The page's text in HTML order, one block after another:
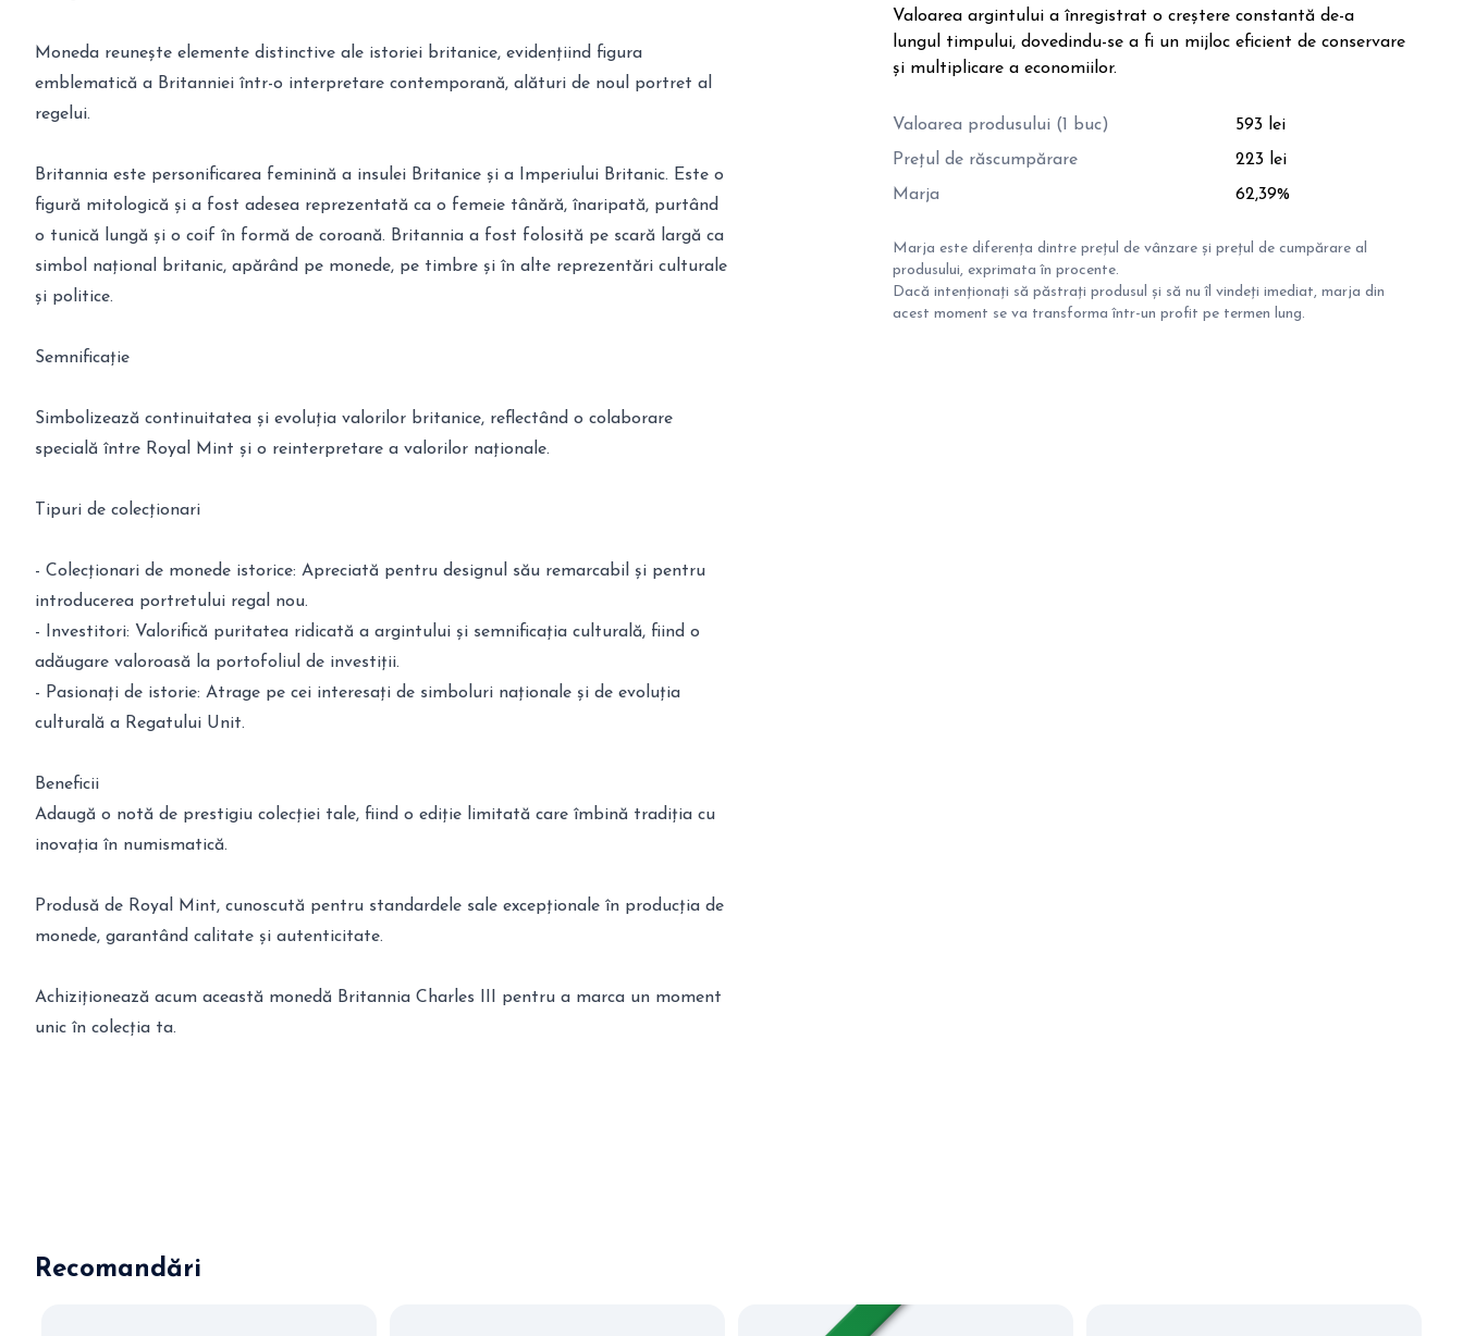
Moneda reunește elemente distinctive ale istoriei britanice, evidențiind figura
emblematică a Britanniei într-o interpretare contemporană, alături de noul portret al
regelui.
Britannia este personificarea feminină a insulei Britanice și a Imperiului Britanic. Este o
figură mitologică și a fost adesea reprezentată ca o femeie tânără, înaripată, purtând
o tunică lungă și o coif în formă de coroană. Britannia a fost folosită pe scară largă ca
simbol național britanic, apărând pe monede, pe timbre și în alte reprezentări culturale
și politice.
Semnificație
Simbolizează continuitatea și evoluția valorilor britanice, reflectând o colaborare
specială între Royal Mint și o reinterpretare a valorilor naționale.
Tipuri de colecționari
- Colecționari de monede istorice: Apreciată pentru designul său remarcabil și pentru
introducerea portretului regal nou.
- Investitori: Valorifică puritatea ridicată a argintului și semnificația culturală, fiind o
adăugare valoroasă la portofoliul de investiții.
- Pasionați de istorie: Atrage pe cei interesați de simboluri naționale și de evoluția
culturală a Regatului Unit.
Beneficii
Adaugă o notă de prestigiu colecției tale, fiind o ediție limitată care îmbină tradiția cu
inovația în numismatică.
Produsă de Royal Mint, cunoscută pentru standardele sale excepționale în producția de
monede, garantând calitate și autenticitate.
Achiziționează acum această monedă Britannia Charles III pentru a marca un moment
unic în colecția ta.
Valoarea argintului a înregistrat o creștere constantă de-a
lungul timpului, dovedindu-se a fi un mijloc eficient de conservare
și multiplicare a economiilor.
Valoarea produsului (1 buc)
593 lei
Prețul de răscumpărare
223 lei
Marja
62,39%
Marja este diferența dintre prețul de vânzare și prețul de cumpărare al
produsului, exprimata în procente.
Dacă intenționați să păstrați produsul și să nu îl vindeți imediat, marja din
acest moment se va transforma într-un profit pe termen lung.
Recomandări